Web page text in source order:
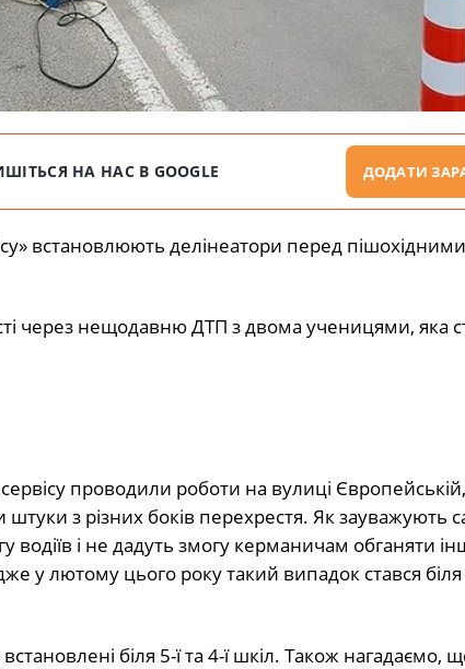
НА НАС В GOOGLE ДОДАТИ
встановлюють делінеатори перед
через нещодавнюДТП з двома ученицями, яка
проводили роботи на вулиці
з різних боків перехрестя. Як зауважують
водіїв і не дадуть змогу керманичам обганяти
у лютому цього року такий випадок стався
біля 5-ї та 4-ї шкіл. Також